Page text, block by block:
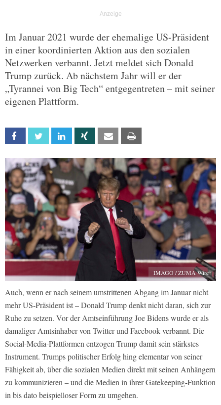
Im Januar 2021 wurde der ehemalige US-Präsident
in einer koordinierten Aktion aus den sozialen
Netzwerken verbannt. Jetzt meldet sich Donald
Trump zurück. Ab nächstem Jahr will er der
„Tyrannei von Big Tech“ entgegentreten – mit seiner
eigenen Plattform.
Facebook Twitter Linkedin Xing Email
IMAGO / ZUMA Wire
Auch, wenn er nach seinem umstrittenen Abgang im Januar nicht
mehr US-Präsident ist – Donald Trump denkt nicht daran, sich zur
Ruhe zu setzen. Vor der Amtseinführung Joe Bidens wurde er als
damaliger Amtsinhaber von Twitter und Facebook verbannt. Die
Social-Media-Plattformen entzogen Trump damit sein stärkstes
Instrument. Trumps politischer Erfolg hing elementar von seiner
Fähigkeit ab, über die sozialen Medien direkt mit seinen Anhängern
zu kommunizieren – und die Medien in ihrer Gatekeeping-Funktion
in bis dato beispielloser Form zu umgehen.